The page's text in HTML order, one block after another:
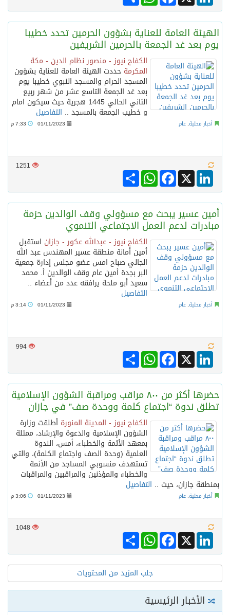
الهيئة العامة للعناية بشؤون الحرمين تحدد خطيبا
يوم بعد غد الجمعة بالحرمين الشريفين
الكفاح نيوز - منصور نظام الدين - مكة
المكرمة حددت الهيئة العامة للعناية بشؤون
المسجد الحرام والمسجد النبوي خطيبا يوم
بعد غد الجمعة التاسع عشر من شهر ربيع
الثاني الحالي 1445 هجرية حيث سيكون امام
و خطيب الجمعة بالمسجد .. التفاصيل
أخبار محلية, عام 01/11/2023
1251
Share
WhatsAppFacebook X
LinkedIn
أمين عسير يبحث مع مسؤولي وقف الوالدين حزمة
مبادرات لدعم العمل الاجتماعي التنموي
الكفاح نيوز - عبدالله عكور - جازان استقبل
أمين أمانة منطقة عسير المهندس عبد الله
الجالي صباح امس عضو مجلس إدارة جمعية
البر بجدة أمين عام وقف الوالدين أ. محمد
سعيد أبو ملحة يرافقه عدد من أعضاء ..
التفاصيل
أخبار محلية, عام 01/11/2023
994
Share
WhatsAppFacebook X
LinkedIn
حضرها أكثر من ٨٠٠ مراقب ومراقبة الشؤون الإسلامية
تطلق ندوة “اجتماع كلمة ووحدة صف” في جازان
الكفاح نيوز - المدينة المنورة أطلقت وزارة
الشؤون الإسلامية والدعوة والإرشاد، ممثلة
بمعهد الأئمة والخطباء، أمس، الندوة
العلمية (وحدة الصف واجتماع الكلمة)، والتي
تستهدف منسوبي المساجد من الأئمة
والخطباء والمؤذنين والمراقبين والمراقبات
بمنطقة جازان، حيث .. التفاصيل
أخبار محلية, عام 01/11/2023
1048
Share
WhatsAppFacebook X
LinkedIn
جلب المزيد من المحتويات
الأخبار الرئيسية
بدء التسجيل في الدورة الـ8 لمهرجان أفلام السعودية